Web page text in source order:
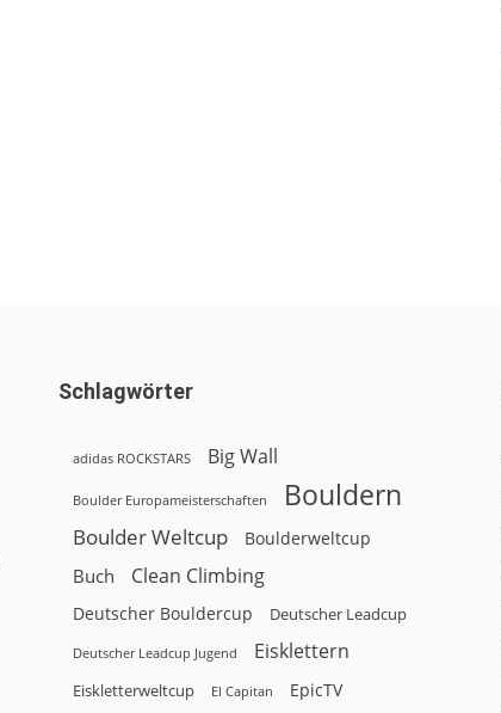
Schlagwörter
adidas ROCKSTARS Big Wall
Boulder Europameisterschaften Bouldern
Boulder Weltcup Boulderweltcup
Buch Clean Climbing
Deutscher Bouldercup Deutscher Leadcup
Deutscher Leadcup Jugend Eisklettern
Eiskletterweltcup El Capitan EpicTV